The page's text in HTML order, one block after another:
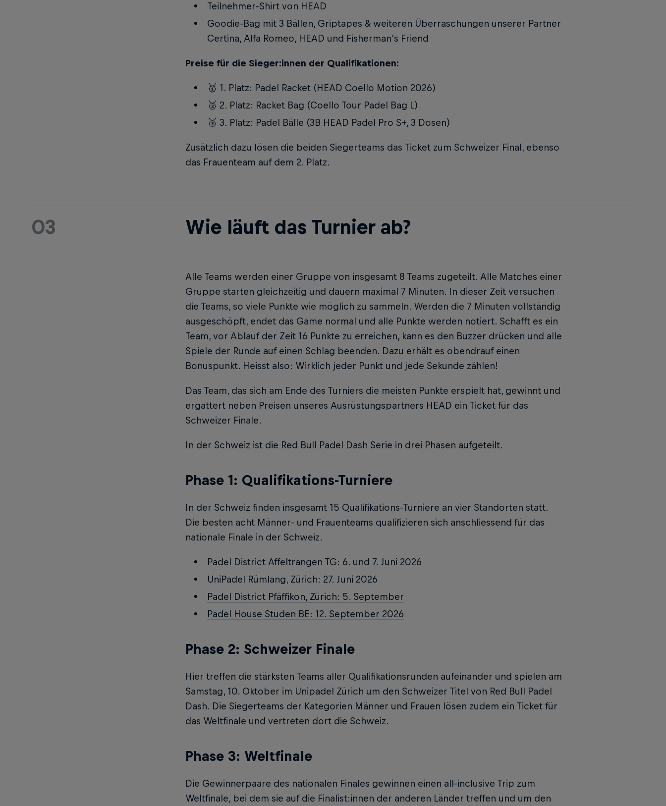
Teilnehmer-Shirt von HEAD
Goodie-Bag mit 3 Bällen, Griptapes & weiteren Überraschungen unserer Partner
Certina, Alfa Romeo, HEAD und Fisherman’s Friend
Preise für die Sieger:innen der Qualifikationen:
🥇 1. Platz: Padel Racket (HEAD Coello Motion 2026)
🥈 2. Platz: Racket Bag (Coello Tour Padel Bag L)
🥉 3. Platz: Padel Bälle (3B HEAD Padel Pro S+, 3 Dosen)
Zusätzlich dazu lösen die beiden Siegerteams das Ticket zum Schweizer Final, ebenso
das Frauenteam auf dem 2. Platz.
03 Wie läuft das Turnier ab?
Alle Teams werden einer Gruppe von insgesamt 8 Teams zugeteilt. Alle Matches einer
Gruppe starten gleichzeitig und dauern maximal 7 Minuten. In dieser Zeit versuchen
die Teams, so viele Punkte wie möglich zu sammeln. Werden die 7 Minuten vollständig
ausgeschöpft, endet das Game normal und alle Punkte werden notiert. Schafft es ein
Team, vor Ablauf der Zeit 16 Punkte zu erreichen, kann es den Buzzer drücken und alle
Spiele der Runde auf einen Schlag beenden. Dazu erhält es obendrauf einen
Bonuspunkt. Heisst also: Wirklich jeder Punkt und jede Sekunde zählen!
Das Team, das sich am Ende des Turniers die meisten Punkte erspielt hat, gewinnt und
ergattert neben Preisen unseres Ausrüstungspartners HEAD ein Ticket für das
Schweizer Finale.
In der Schweiz ist die Red Bull Padel Dash Serie in drei Phasen aufgeteilt.
Phase 1: Qualifikations-Turniere
In der Schweiz finden insgesamt 15 Qualifikations-Turniere an vier Standorten statt.
Die besten acht Männer- und Frauenteams qualifizieren sich anschliessend für das
nationale Finale in der Schweiz.
Padel District Affeltrangen TG: 6. und 7. Juni 2026
UniPadel Rümlang, Zürich: 27. Juni 2026
Padel District Pfäffikon, Zürich: 5. September
Padel House Studen BE: 12. September 2026
Phase 2: Schweizer Finale
Hier treffen die stärksten Teams aller Qualifikationsrunden aufeinander und spielen am
Samstag, 10. Oktober im Unipadel Zürich um den Schweizer Titel von Red Bull Padel
Dash. Die Siegerteams der Kategorien Männer und Frauen lösen zudem ein Ticket für
das Weltfinale und vertreten dort die Schweiz.
Phase 3: Weltfinale
Die Gewinnerpaare des nationalen Finales gewinnen einen all-inclusive Trip zum
Weltfinale, bei dem sie auf die Finalist:innen der anderen Länder treffen und um den